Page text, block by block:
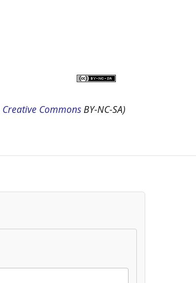
Creative CommonsBY-NC-SA)